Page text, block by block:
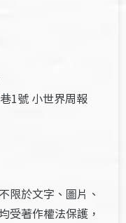
1號 小世界周報
限於文字、圖片、
受著作權法保護，